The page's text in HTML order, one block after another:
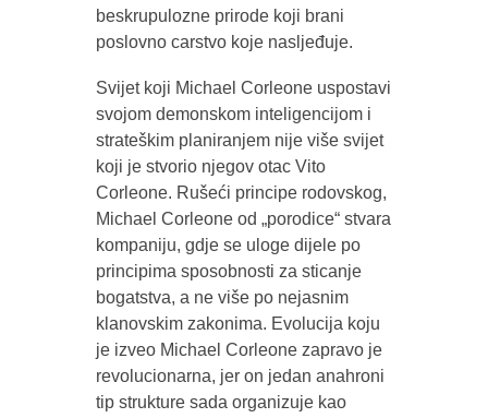
beskrupulozne prirode koji brani
poslovno carstvo koje nasljeđuje.
Svijet koji Michael Corleone uspostavi
svojom demonskom inteligencijom i
strateškim planiranjem nije više svijet
koji je stvorio njegov otac Vito
Corleone. Rušeći principe rodovskog,
Michael Corleone od „porodice“ stvara
kompaniju, gdje se uloge dijele po
principima sposobnosti za sticanje
bogatstva, a ne više po nejasnim
klanovskim zakonima. Evolucija koju
je izveo Michael Corleone zapravo je
revolucionarna, jer on jedan anahroni
tip strukture sada organizuje kao